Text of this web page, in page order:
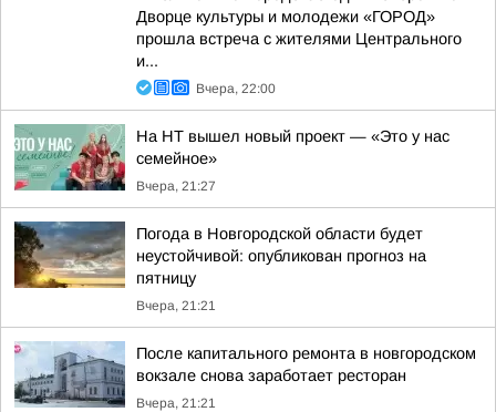
Дворце культуры и молодежи «ГОРОД»
прошла встреча с жителями Центрального
и...
Вчера, 22:00
На НТ вышел новый проект — «Это у нас
семейное»
Вчера, 21:27
Погода в Новгородской области будет
неустойчивой: опубликован прогноз на
пятницу
Вчера, 21:21
После капитального ремонта в новгородском
вокзале снова заработает ресторан
Вчера, 21:21